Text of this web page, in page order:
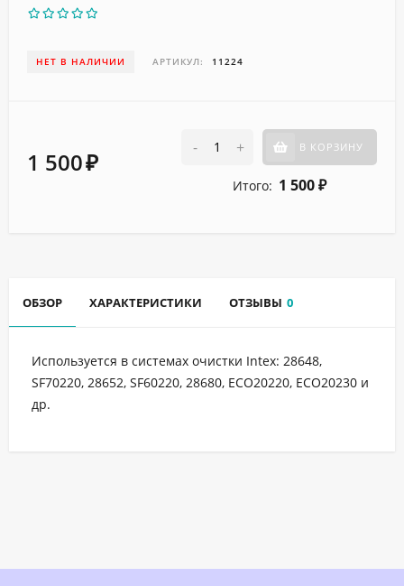
НЕТ В НАЛИЧИИ АРТИКУЛ: 11224
1 500₽
- + В КОРЗИНУ
Итого: 1 500 ₽
ОБЗОР ХАРАКТЕРИСТИКИ ОТЗЫВЫ 0
Используется в системах очистки Intex: 28648,
SF70220, 28652, SF60220, 28680, ECO20220, ECO20230 и
др.